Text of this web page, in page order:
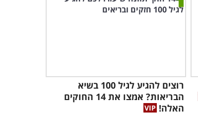
רוצים להגיע לגיל 100 בשיא
הבריאות? אמצו את 14 החוקים
האלה!